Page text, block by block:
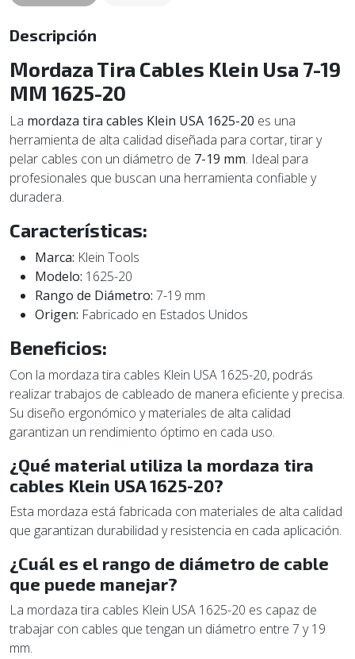
Descripción
Mordaza Tira Cables Klein Usa 7-19
MM 1625-20
La mordaza tira cables Klein USA 1625-20 es una
herramienta de alta calidad diseñada para cortar, tirar y
pelar cables con un diámetro de 7-19 mm. Ideal para
profesionales que buscan una herramienta confiable y
duradera.
Características:
Marca: Klein Tools
Modelo: 1625-20
Rango de Diámetro: 7-19 mm
Origen: Fabricado en Estados Unidos
Beneficios:
Con la mordaza tira cables Klein USA 1625-20, podrás
realizar trabajos de cableado de manera eficiente y precisa.
Su diseño ergonómico y materiales de alta calidad
garantizan un rendimiento óptimo en cada uso.
¿Qué material utiliza la mordaza tira
cables Klein USA 1625-20?
Esta mordaza está fabricada con materiales de alta calidad
que garantizan durabilidad y resistencia en cada aplicación.
¿Cuál es el rango de diámetro de cable
que puede manejar?
La mordaza tira cables Klein USA 1625-20 es capaz de
trabajar con cables que tengan un diámetro entre 7 y 19
mm.